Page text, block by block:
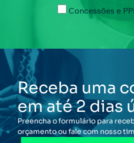
Concessões e
Receba uma
em até 2 dias
Preencha o formulário para
orçamento ou fale com nosso